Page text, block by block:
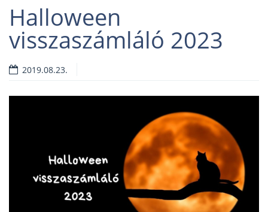
Halloween
visszaszámláló 2023
2019.08.23.